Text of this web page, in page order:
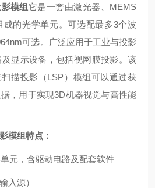
模组 它是一套由激光器、MEMS
的光学单元。可选配最多3个波
可选。广泛应用于工业与投影
显示设备，包括视网膜投影。该
描投影（LSP）模组可以通过获
，用于实现3D机器视觉与高性能
模组特点：
元，含驱动电路及配套软件
入源）